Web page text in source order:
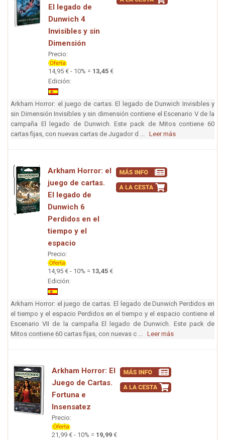
El legado de
Dunwich 4
Invisibles y sin
Dimensión
Precio:
14,95 € - 10% = 13,45 €
Edición:
Arkham Horror: el juego de cartas. El legado de Dunwich Invisibles y
sin Dimensión Invisibles y sin dimensión contiene el Escenario V de la
campaña El legado de Dunwich. Este pack de Mitos contiene 60
cartas fijas, con nuevas cartas de Jugador d ... Leer más
Arkham Horror: el
juego de cartas.
El legado de
Dunwich 6
Perdidos en el
tiempo y el
espacio
Precio:
14,95 € - 10% = 13,45 €
Edición:
Arkham Horror: el juego de cartas. El legado de Dunwich Perdidos en
el tiempo y el espacio Perdidos en el tiempo y el espacio contiene el
Escenario VII de la campaña El legado de Dunwich. Este pack de
Mitos contiene 60 cartas fijas, con nuevas c ... Leer más
Arkham Horror: El
Juego de Cartas.
Fortuna e
Insensatez
Precio:
21,99 € - 10% = 19,99 €